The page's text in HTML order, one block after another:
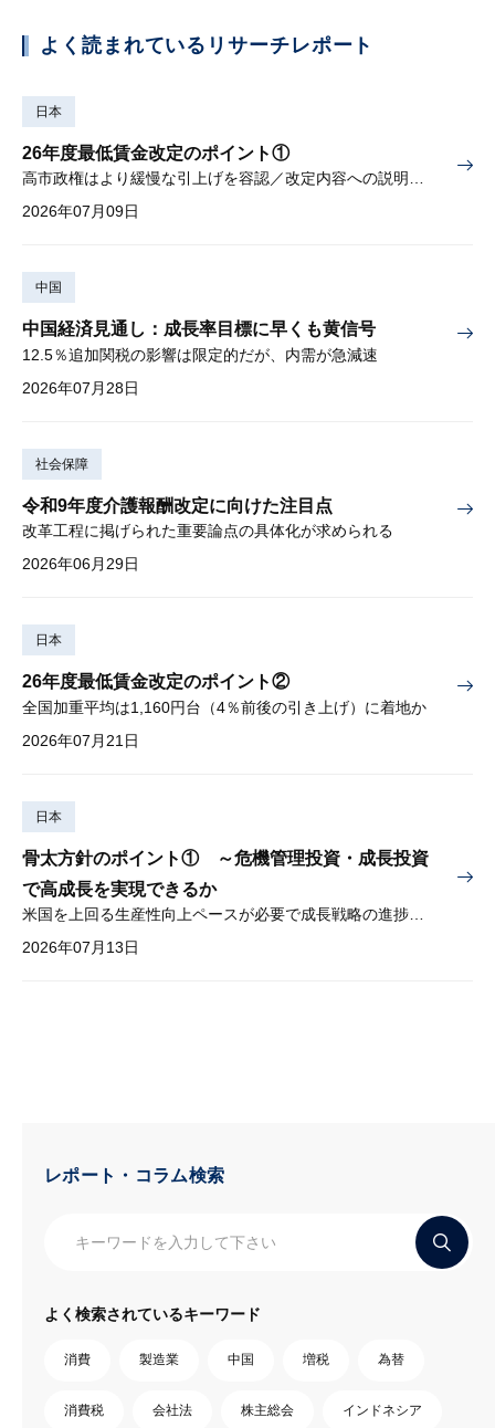
よく読まれているリサーチレポート
日本
26年度最低賃金改定のポイント①
高市政権はより緩慢な引上げを容認／改定内容への説明責任が焦点
2026年07月09日
中国
中国経済見通し：成長率目標に早くも黄信号
12.5％追加関税の影響は限定的だが、内需が急減速
2026年07月28日
社会保障
令和9年度介護報酬改定に向けた注目点
改革工程に掲げられた重要論点の具体化が求められる
2026年06月29日
日本
26年度最低賃金改定のポイント②
全国加重平均は1,160円台（4％前後の引き上げ）に着地か
2026年07月21日
日本
骨太方針のポイント① ～危機管理投資・成長投資
で高成長を実現できるか
米国を上回る生産性向上ペースが必要で成長戦略の進捗管理も課題
2026年07月13日
レポート・コラム検索
よく検索されているキーワード
消費 製造業 中国 増税 為替
消費税 会社法 株主総会 インドネシア